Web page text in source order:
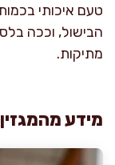
טעם איכותי
הבישול, וככה
מתיקות.
מידע